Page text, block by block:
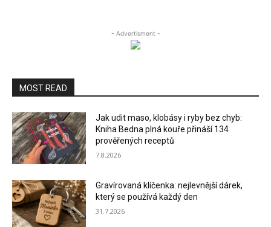
- Advertisment -
MOST READ
Jak udit maso, klobásy i ryby bez chyb:
Kniha Bedna plná kouře přináší 134
prověřených receptů
7.8.2026
Gravírovaná klíčenka: nejlevnější dárek,
který se používá každý den
31.7.2026